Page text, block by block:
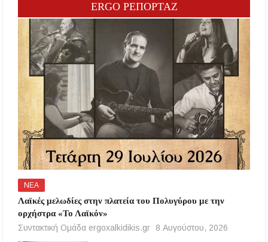
ERGO ΡΕΠΟΡΤΑΖ
ΝΕΑ
Λαϊκές μελωδίες στην πλατεία του Πολυγύρου με την
ορχήστρα «Το Λαϊκόν»
Συντακτική Ομάδα ergoxalkidikis.gr
8 Αυγούστου, 2026